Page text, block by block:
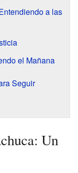
a las
el Mañana
Seguir
Un